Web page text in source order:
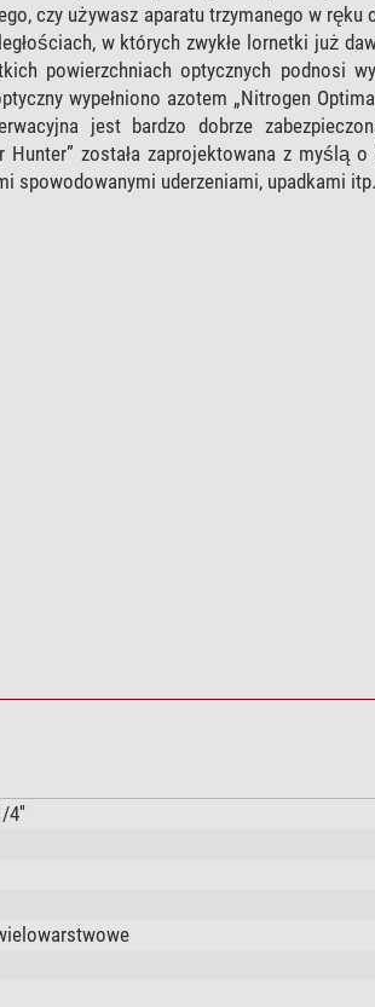
czy używasz aparatu trzymanego w ręku
w których zwykłe lornetki już
powierzchniach optycznych podnosi
wypełniono azotem „Nitrogen
jest bardzo dobrze
została zaprojektowana z myślą o
spowodowanymi uderzeniami, upadkami itp.
4''